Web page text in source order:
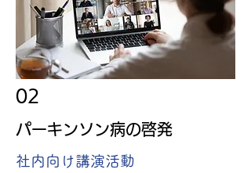
02
パーキンソン病の啓発
​社内向け講演活動